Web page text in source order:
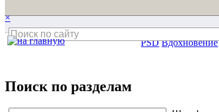
×
Поиск по разделам
PSD Вдохновение